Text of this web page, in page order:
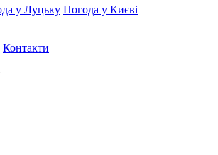
у Луцьку Погода у Києві
Контакти